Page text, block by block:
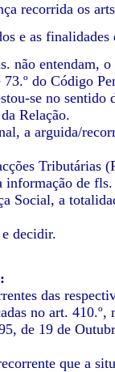
recorrida os
e as finalidades
não entendam,
do Código
se no sentido
Relação.
a arguida/
Tributárias
de
Social, a
decidir.
das
no art. 410.º,
de 19 de
que a